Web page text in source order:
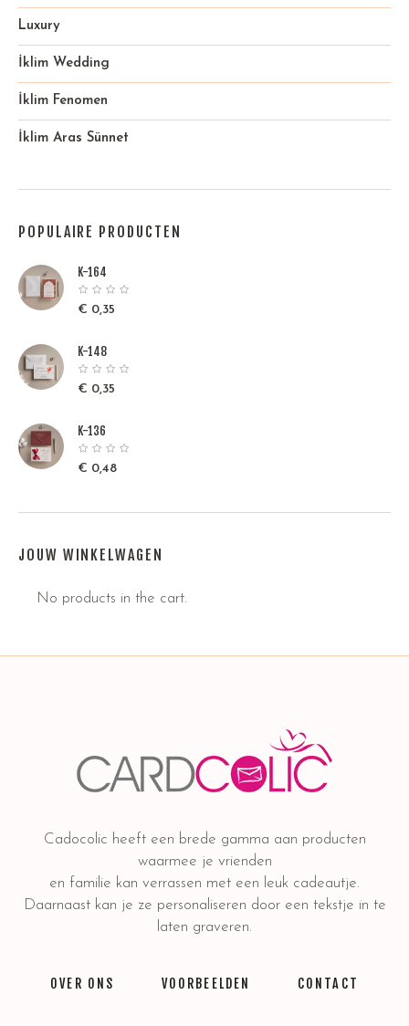
Luxury
İklim Wedding
İklim Fenomen
İklim Aras Sünnet
POPULAIRE PRODUCTEN
K-164
€ 0,35
K-148
€ 0,35
K-136
€ 0,48
JOUW WINKELWAGEN
No products in the cart.
Cadocolic heeft een brede gamma aan producten
waarmee je vrienden
en familie kan verrassen met een leuk cadeautje.
Daarnaast kan je ze personaliseren door een tekstje in te
laten graveren.
OVER ONS VOORBEELDEN CONTACT